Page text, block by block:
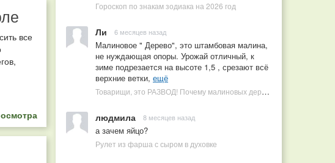
все
Гороскоп по знакам зодиака на 2026 год
Ли 6 месяцев назад
Малиновое " Дерево", это штамбовая малина,
не нуждающая опоры. Урожай отличный, к
зиме подрезается на высоте 1,5 , срезают всё
верхние ветки, ещё
Товарищи, это РАЗВОД! Почему малиновых деревьев не бывает, или Как ушлые продавцы наживаются на мечтах садоводов
людмила 8 месяцев назад
а зачем яйцо?
Рулет из фарша с сыром в духовке